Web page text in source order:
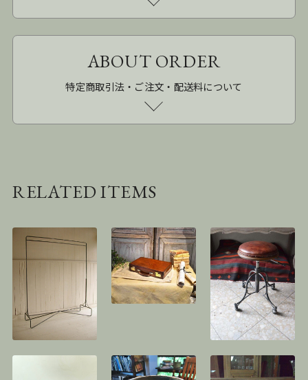
ABOUT ORDER
特定商取引法・ご注文・配送料について
RELATED ITEMS